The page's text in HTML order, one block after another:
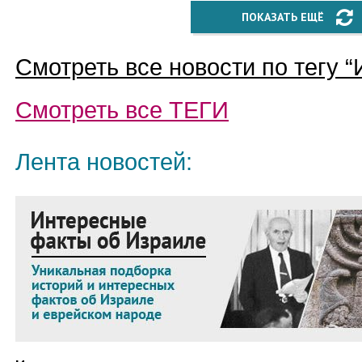
ПОКАЗАТЬ ЕЩЁ
Смотреть все новости по тегу “
Смотреть все ТЕГИ
Лента новостей: